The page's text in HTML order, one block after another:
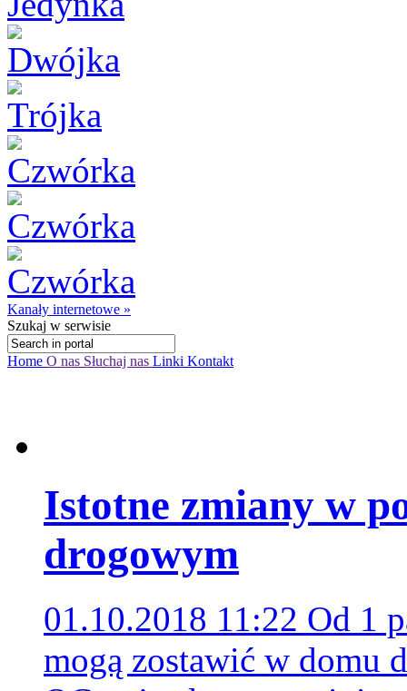
Kanały internetowe »
Szukaj w serwisie
Home O nas Słuchaj nas Linki Kontakt
Istotne zmiany w
drogowym
01.10.2018 11:22 Od 1
mogą zostawić w domu